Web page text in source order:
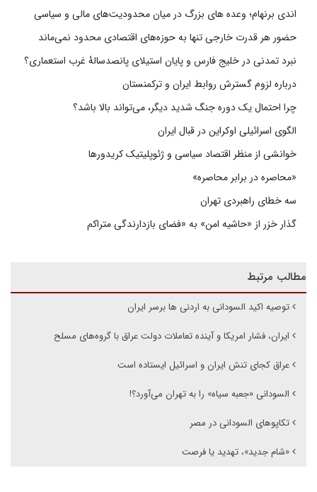
اندی برنهام؛ وعده های بزرگ در میان محدودیت‌های مالی و سیاسی
حضور هر قدرت خارجی تنها به حوزه‌های اقتصادی محدود نمی‌ماند
نبرد تمدنی در خلیج فارس و پایان استیلای پانصدسالۀ غرب استعماری؟
درباره لزوم گسترش روابط ایران و ترکمنستان
چرا احتمال یک دوره جنگ شدید دیگر، می‌تواند بالا باشد؟
الگوی اسرائیلی اوکراین در قبال ایران
خوانشی از منظر اقتصاد سیاسی و ژئوپلیتیک کریدورها
«محاصره در برابر محاصره»
سه خطای راهبردی تهران
گذار خزر از «حاشیه امن» به «فضای بازدارندگی متراکم
مطالب مرتبط
توصیه اکید السودانی به اردنی ها برسر ایران
ایران، فشار امریکا و آینده تعاملات دولت عراق با گروه‌های مسلح
عراق کجای تنش ایران و اسرائیل ایستاده است
السودانی «جعبه سیاه» را به تهران می‌آورد؟!
تکاپوهای السودانی در مصر
«شام جدید»، تهدید یا فرصت